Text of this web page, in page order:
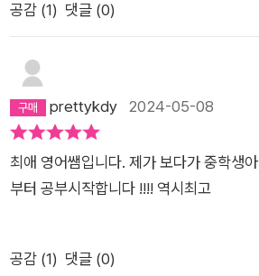
파트로 나뉘어져 있고,Part1은 나의 회화
진다.Part2 일상 생활 속 자연스런 표현
에 대한 설명 및 대화 연습 예문과 추가적
간결하고도 꼼꼼한 구성이 눈에띈다..연습
불타올라 나에 대한 speak list도 작성해
이었다.불타는 마음이 또 시들해질 수는
제대로 늘고 있는지 의심으로 의기소침
꽂이에 이렇게 든든한 선생님이 있다는 사
공감 (1) 댓글 (0)
prettykdy 2024-05-08
최애 영어쌤입니다. 제가 보다가 중학생
부터 공부시작합니다 !!!! 역시최고
공감 (1) 댓글 (0)